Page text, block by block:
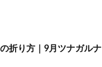
折り方｜9月ツナガルナ